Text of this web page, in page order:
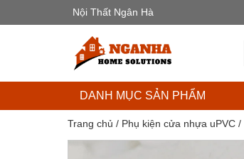
Nội Thất Ngân Hà
DANH MỤC SẢN PHẨM
Trang chủ / Phụ kiện cửa nhựa uPVC/